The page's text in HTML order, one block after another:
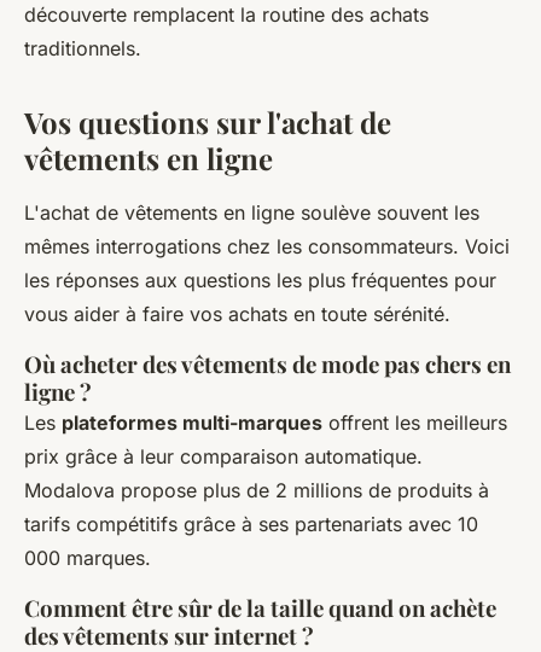
découverte remplacent la routine des achats
traditionnels.
Vos questions sur l'achat de
vêtements en ligne
L'achat de vêtements en ligne soulève souvent les
mêmes interrogations chez les consommateurs. Voici
les réponses aux questions les plus fréquentes pour
vous aider à faire vos achats en toute sérénité.
Où acheter des vêtements de mode pas chers en
ligne ?
Les plateformes multi-marques offrent les meilleurs
prix grâce à leur comparaison automatique.
Modalova propose plus de 2 millions de produits à
tarifs compétitifs grâce à ses partenariats avec 10
000 marques.
Comment être sûr de la taille quand on achète
des vêtements sur internet ?